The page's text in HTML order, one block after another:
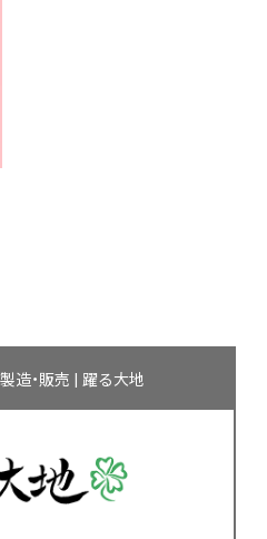
造・販売 | 躍る大地